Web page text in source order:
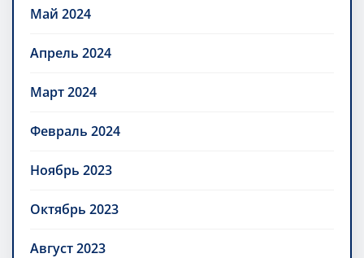
Май 2024
Апрель 2024
Март 2024
Февраль 2024
Ноябрь 2023
Октябрь 2023
Август 2023